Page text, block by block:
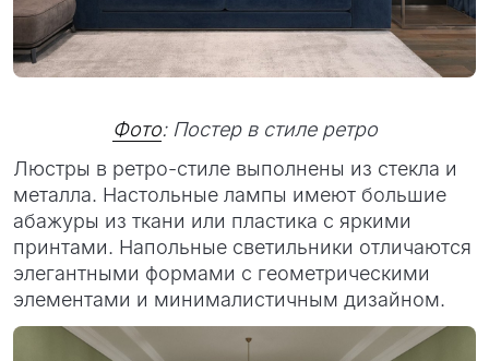
Фото: Постер в стиле ретро
Люстры в ретро-стиле выполнены из стекла и
металла. Настольные лампы имеют большие
абажуры из ткани или пластика с яркими
принтами. Напольные светильники отличаются
элегантными формами с геометрическими
элементами и минималистичным дизайном.